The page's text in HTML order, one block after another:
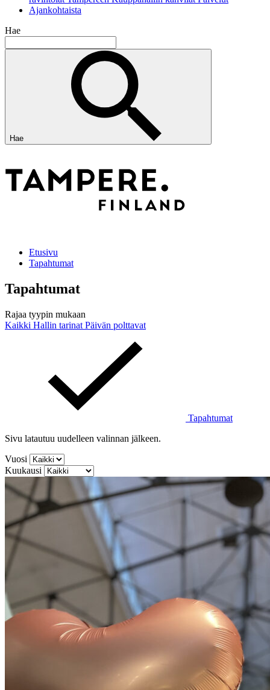
Ajankohtaista
Hae
Hae
Etusivu
Tapahtumat
Tapahtumat
Rajaa tyypin mukaan
Kaikki Hallin tarinat Päivän polttavat
Tapahtumat
Sivu latautuu uudelleen valinnan jälkeen.
Vuosi
Kuukausi